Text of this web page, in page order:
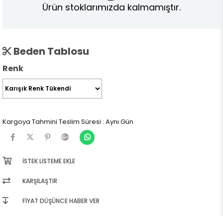
Ürün stoklarımızda kalmamıştır.
Beden Tablosu
Renk
Kargoya Tahmini Teslim Süresi : Aynı Gün
İSTEK LISTEME EKLE
KARŞILAŞTIR
FIYAT DÜŞÜNCE HABER VER